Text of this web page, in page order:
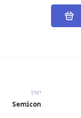
יצרן
Semicon